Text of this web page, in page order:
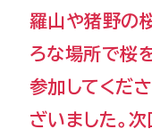
羅山や猪野の
ろな場所で桜
参加してくだ
ざいました。